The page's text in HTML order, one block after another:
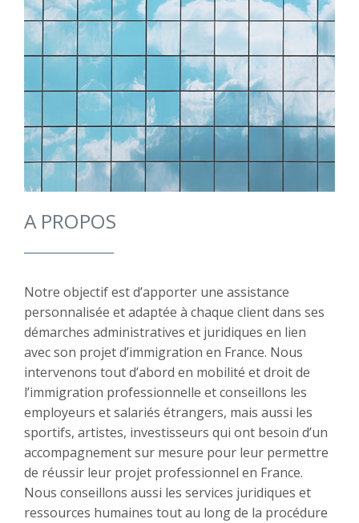
A PROPOS
Notre objectif est d’apporter une assistance
personnalisée et adaptée à chaque client dans ses
démarches administratives et juridiques en lien
avec son projet d’immigration en France. Nous
intervenons tout d’abord en mobilité et droit de
l’immigration professionnelle et conseillons les
employeurs et salariés étrangers, mais aussi les
sportifs, artistes, investisseurs qui ont besoin d’un
accompagnement sur mesure pour leur permettre
de réussir leur projet professionnel en France.
Nous conseillons aussi les services juridiques et
ressources humaines tout au long de la procédure